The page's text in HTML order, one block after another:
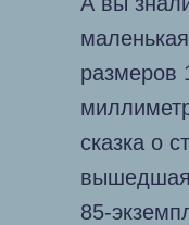
размеров
сказка о
85-